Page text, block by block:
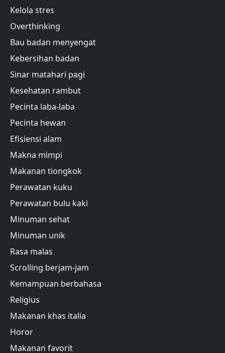
Kelola stres
Overthinking
Bau badan menyengat
Kebersihan badan
Sinar matahari pagi
Kesehatan rambut
Pecinta laba-laba
Pecinta hewan
Efisiensi alam
Makna mimpi
Makanan tiongkok
Perawatan kuku
Perawatan bulu kaki
Minuman sehat
Minuman unik
Rasa malas
Scrolling berjam-jam
Kemampuan berbahasa
Religius
Makanan khas italia
Horor
Makanan favorit